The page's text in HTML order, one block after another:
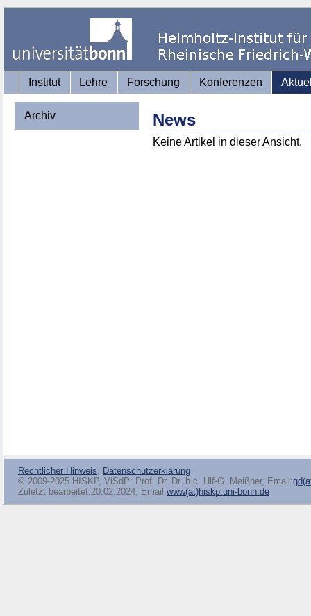
Institut Lehre Forschung Konferenzen
Archiv News
Keine Artikel in dieser Ansicht.
Rechtlicher Hinweis, Datenschutzerklärung
© 2009-2025 HISKP, ViSdP: Prof. Dr. Dr. h.c. Ulf-G. Meißner, Email:
Zuletzt bearbeitet:20.02.2024, Email:www(at)hiskp.uni-bonn.de